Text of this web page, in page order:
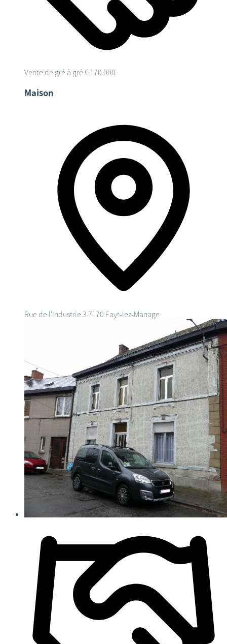
Vente de gré à gré € 170.000
Maison
Rue de l'Industrie 3 7170 Fayt-lez-Manage